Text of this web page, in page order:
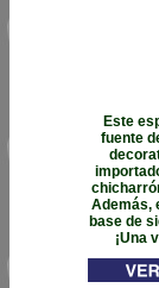
Este
fuente
Además,
base de
¡Una